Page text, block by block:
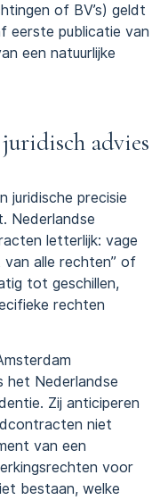
of BV’s) geldt
eerste publicatie van
een natuurlijke
advies
juridische precisie
Nederlandse
letterlijk: vage
van alle rechten” of
tot geschillen,
rechten
het Nederlandse
Zij anticiperen
niet
van een
voor
bestaan, welke